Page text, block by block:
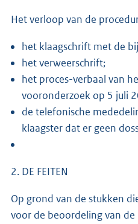
Het verloop van de
het klaagschrift met de
het verweerschrift;
het proces-verbaal van
vooronderzoek op 5 juli
de telefonische
klaagster dat er geen
2. DE FEITEN
Op grond van de stukken
voor de beoordeling van